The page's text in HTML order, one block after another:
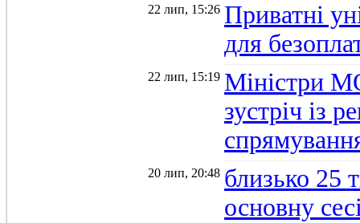
22 лип, 15:26 Приватні
для
22 лип, 15:19 Міністри
зустріч із
20 лип, 20:48 близько 25
основну